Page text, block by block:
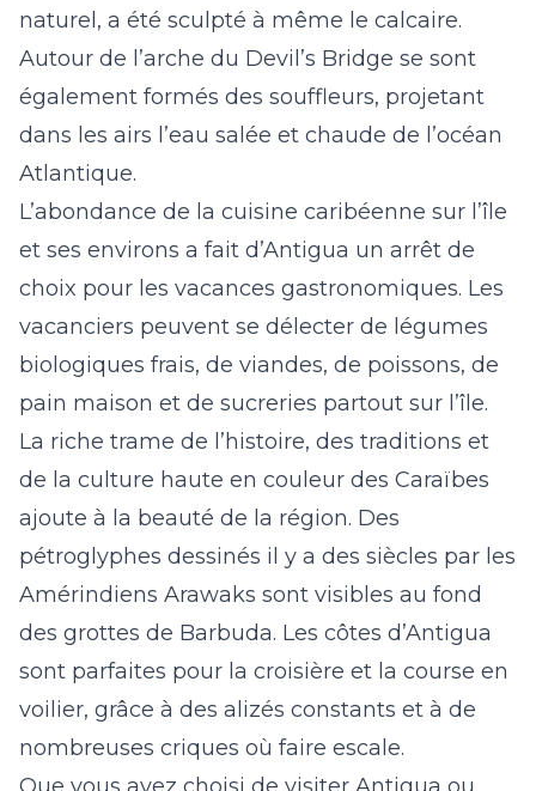
naturel, a été sculpté à même le calcaire.
Autour de l’arche du Devil’s Bridge se sont
également formés des souffleurs, projetant
dans les airs l’eau salée et chaude de l’océan
Atlantique.
L’abondance de la cuisine caribéenne sur l’île
et ses environs a fait d’Antigua un arrêt de
choix pour les vacances gastronomiques. Les
vacanciers peuvent se délecter de légumes
biologiques frais, de viandes, de poissons, de
pain maison et de sucreries partout sur l’île.
La riche trame de l’histoire, des traditions et
de la culture haute en couleur des Caraïbes
ajoute à la beauté de la région. Des
pétroglyphes dessinés il y a des siècles par les
Amérindiens Arawaks sont visibles au fond
des grottes de Barbuda. Les côtes d’Antigua
sont parfaites pour la croisière et la course en
voilier, grâce à des alizés constants et à de
nombreuses criques où faire escale.